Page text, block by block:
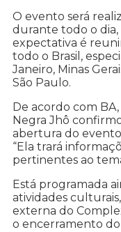
O evento será
durante todo o dia,
expectativa é
todo o Brasil,
Janeiro, Minas
São Paulo.
De acordo com
Negra Jhô
abertura do
“Ela trará
pertinentes ao
Está programada
atividades
externa do
o encerramento